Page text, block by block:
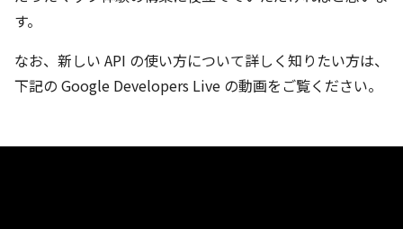
す。
なお、新しい API の使い方について詳しく知りたい方は、
下記の Google Developers Live の動画をご覧ください。